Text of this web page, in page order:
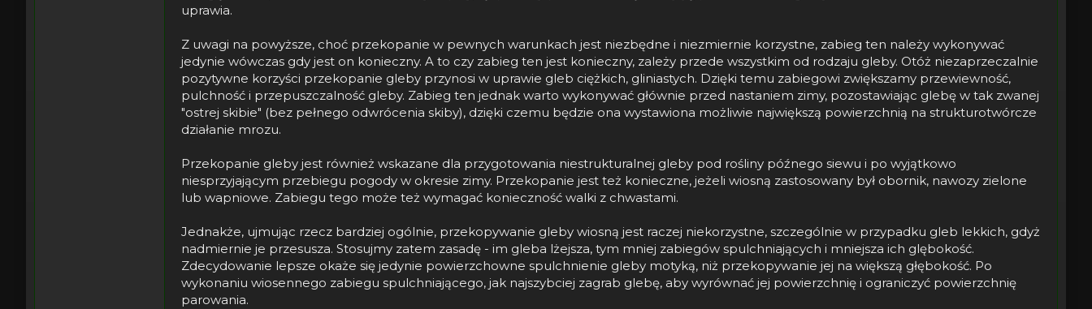
uprawia.
Z uwagi na powyższe, choć przekopanie w pewnych warunkach jest niezbędne i niezmiernie korzystne, zabieg ten należy wykonywać
jedynie wówczas gdy jest on konieczny. A to czy zabieg ten jest konieczny, zależy przede wszystkim od rodzaju gleby. Otóż niezaprzeczalnie
pozytywne korzyści przekopanie gleby przynosi w uprawie gleb ciężkich, gliniastych. Dzięki temu zabiegowi zwiększamy przewiewność,
pulchność i przepuszczalność gleby. Zabieg ten jednak warto wykonywać głównie przed nastaniem zimy, pozostawiając glebę w tak zwanej
"ostrej skibie" (bez pełnego odwrócenia skiby), dzięki czemu będzie ona wystawiona możliwie największą powierzchnią na strukturotwórcze
działanie mrozu.
Przekopanie gleby jest również wskazane dla przygotowania niestrukturalnej gleby pod rośliny późnego siewu i po wyjątkowo
niesprzyjającym przebiegu pogody w okresie zimy. Przekopanie jest też konieczne, jeżeli wiosną zastosowany był obornik, nawozy zielone
lub wapniowe. Zabiegu tego może też wymagać konieczność walki z chwastami.
Jednakże, ujmując rzecz bardziej ogólnie, przekopywanie gleby wiosną jest raczej niekorzystne, szczególnie w przypadku gleb lekkich, gdyż
nadmiernie je przesusza. Stosujmy zatem zasadę - im gleba lżejsza, tym mniej zabiegów spulchniających i mniejsza ich glębokość.
Zdecydowanie lepsze okaże się jedynie powierzchowne spulchnienie gleby motyką, niż przekopywanie jej na większą głębokość. Po
wykonaniu wiosennego zabiegu spulchniającego, jak najszybciej zagrab glebę, aby wyrównać jej powierzchnię i ograniczyć powierzchnię
parowania.